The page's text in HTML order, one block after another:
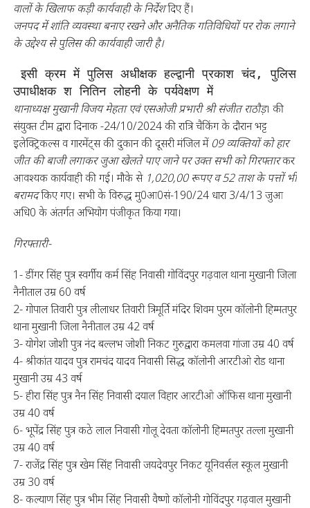
वालों के खिलाफ कड़ी कार्यवाही के निर्देशदिए हैं।
जनपद में शांति व्यवस्था बनाए रखने और अनैतिक गतिविधियों पर रोक लगाने
के उद्देश्य से पुलिस की कार्यवाही जारी है।
इसी क्रम में पुलिस अधीक्षक हल्द्वानी प्रकाश चंद, पुलिस
उपाधीक्षक श नितिन लोहनी के पर्यवेक्षण में
थानाध्यक्ष मुखानी विजय मेहता एवं एसओजी प्रभारी श्री संजीत राठौड़। की
संयुक्त टीम द्वारा दिनाक -24/10/2024 की रात्रि चैकिंग के दौरान भट्ट
इलेक्ट्रिकल्स व गारमेंट्स की दुकान की दूसरी मंजिल में 09 व्यक्तियों को हार
जीत की बाजी लगाकर जुआ खेलते पाए जाने पर उक्त सभी को गिरफ्तारकर
आवश्यक कार्यवाही की गई। मौके से 1,020,00 रूपए व 52 ताश के पत्तों भी
बरामदकिए गए। सभी के विरुद्ध मु0आ0सं-190/24 धारा 3/4/13 जुआ
अधि0 के अंतर्गत अभियोग पंजीकृत किया गया।
गिरफ्तारी-
1- डींगर सिंह पुत्र स्वर्गीय कर्म सिंह निवासी गोविंदपुर गढ़वाल थाना मुखानी जिला
नैनीताल उम्र 60 वर्ष
2- गोपाल तिवारी पुत्र लीलाधर तिवारी त्रिमूर्ति मंदिर शिवम पुरम कॉलोनी हिम्मतपुर
थाना मुखानी जिला नैनीताल उम्र 42 वर्ष
3- योगेश जोशी पुत्र नंद बल्लभ जोशी निकट गुरुद्वारा कमलवा गांजा उम्र 40 वर्ष
4- श्रीकांत यादव पुत्र रामचंद यादव निवासी सिद्ध कॉलोनी आरटीओ रोड थाना
मुखानी उम्र 43 वर्ष
5- हीरा सिंह पुत्र नैन सिंह निवासी दयाल विहार आरटीओ ऑफिस थाना मुखानी
उम्र 40 वर्ष
6- भूपेंद्र सिंह पुत्र कठे लाल निवासी गोलू देवता कॉलोनी हिम्मतपुर तल्ला मुखानी
उम्र 40 वर्ष
7- राजेंद्र सिंह पुत्र खेम सिंह निवासी जयदेवपुर निकट यूनिवर्सल स्कूल मुखानी
उम्र 30 वर्ष
8- कल्याण सिंह पुत्र भीम सिंह निवासी वैष्णो कॉलोनी गोविंदपुर गढ़वाल मुखानी